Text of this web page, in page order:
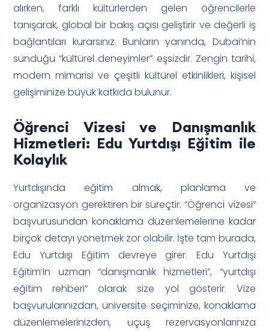
alırken, farklı kültürlerden gelen öğrencilerle
tanışarak, global bir bakış açısı geliştirir ve değerli iş
bağlantıları kurarsınız. Bunların yanında, Dubai’nin
sunduğu “kültürel deneyimler” eşsizdir. Zengin tarihi,
modern mimarisi ve çeşitli kültürel etkinlikleri, kişisel
gelişiminize büyük katkıda bulunur.
Öğrenci Vizesi ve Danışmanlık
Hizmetleri: Edu Yurtdışı Eğitim ile
Kolaylık
Yurtdışında eğitim almak, planlama ve
organizasyon gerektiren bir süreçtir. “Öğrenci vizesi”
başvurusundan konaklama düzenlemelerine kadar
birçok detayı yönetmek zor olabilir. İşte tam burada,
Edu Yurtdışı Eğitim devreye girer. Edu Yurtdışı
Eğitim’in uzman “danışmanlık hizmetleri”, “yurtdışı
eğitim rehberi” olarak size yol gösterir. Vize
başvurularınızdan, üniversite seçiminize, konaklama
düzenlemelerinizden, uçuş rezervasyonlarınıza